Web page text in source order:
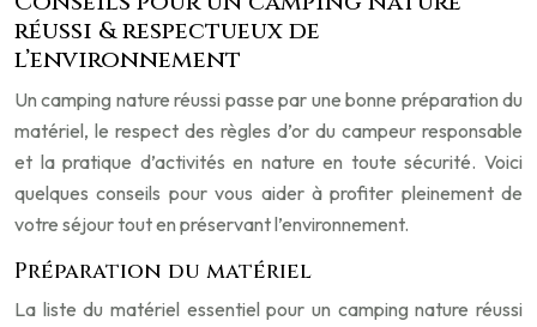
réussi & respectueux de
l’environnement
Un camping nature réussi passe par une bonne préparation du
matériel, le respect des règles d’or du campeur responsable
et la pratique d’activités en nature en toute sécurité. Voici
quelques conseils pour vous aider à profiter pleinement de
votre séjour tout en préservant l’environnement.
Préparation du matériel
La liste du matériel essentiel pour un camping nature réussi